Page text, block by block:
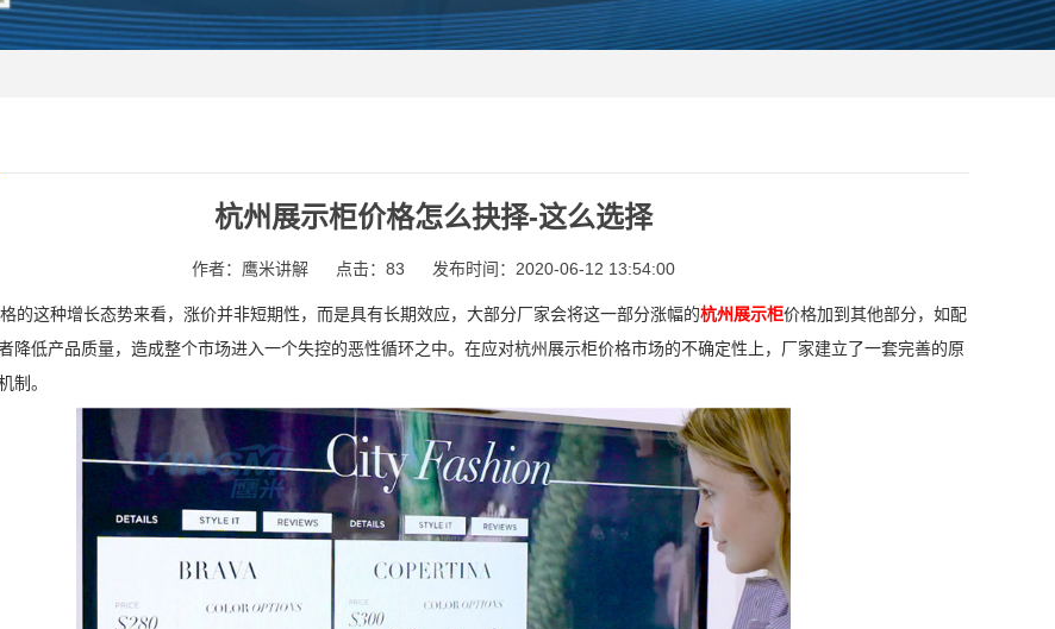
杭州展示柜价格怎么抉择-这么选择
作者：鹰米讲解 点击：83 发布时间：2020-06-12 13:54:00
的这种增长态势来看，涨价并非短期性，而是具有长期效应，大部分厂家会将这一部分涨幅的杭州展示柜价格加到其他部分，如配
降低产品质量，造成整个市场进入一个失控的恶性循环之中。在应对杭州展示柜价格市场的不确定性上，厂家建立了一套完善的原
制。